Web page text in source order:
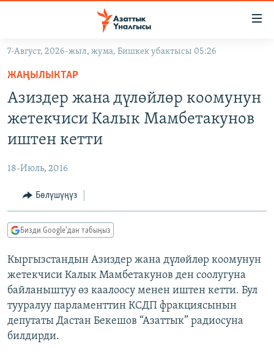
Навигацияга
өтүңүз
Издөөгө
салыңызКЫРГЫЗСТАН
МАДАНИЯТ
ДҮЙНӨ
ТВ ПРОГРАММАЛАР
БҮГҮН АЗАТТЫКТА
ДАНИСТЕ
ЭЖЕ-СИҢДИЛЕР
АЗАТТЫК+
ЫҢГАЙСЫЗ СУРООЛОР
ПОДКАСТ
ОНЛАЙН ШЕРИНЕ
7-Август, 2026-жыл, жума, Бишкек убактысы 05:26
ЖАҢЫЛЫКТАР
Азиздер жана дүлөйлөр коомунун
жетекчиси Калык Мамбетакунов
иштен кетти
18-Июль, 2016
Бөлүшүңүз
Бизди Google'дан табыңыз
Кыргызстандын Азиздер жана дүлөйлөр коомунун
жетекчиси Калык Мамбетакунов ден соолугуна
байланыштуу өз каалоосу менен иштен кетти. Бул
тууралуу парламенттин КСДП фракциясынын
депутаты Дастан Бекешов “Азаттык” радиосуна
билдирди.